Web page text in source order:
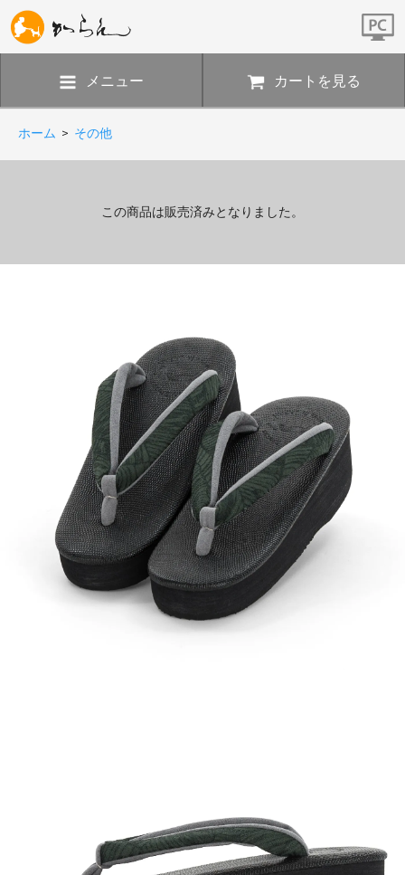
メニュー カートを見る
ホーム > その他
この商品は販売済みとなりました。